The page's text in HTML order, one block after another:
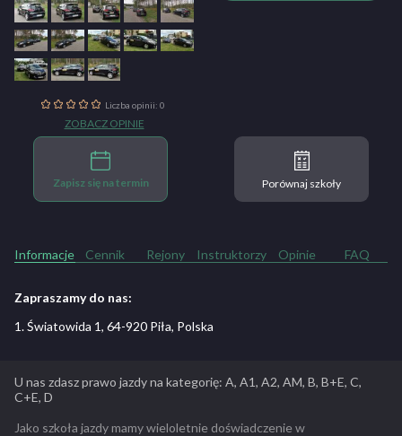
Liczba opinii: 0
ZOBACZ OPINIE
Zapisz się na termin Porównaj szkoły
Informacje Cennik Rejony Instruktorzy Opinie FAQ
Zapraszamy do nas:
1. Światowida 1, 64-920 Piła, Polska
U nas zdasz prawo jazdy na kategorię: A, A1, A2, AM, B, B+E, C,
C+E, D
Jako szkoła jazdy mamy wieloletnie doświadczenie w